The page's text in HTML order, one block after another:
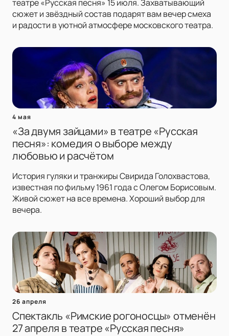
театре «Русская песня» 15 июля. Захватывающий
сюжет и звёздный состав подарят вам вечер смеха
и радости в уютной атмосфере московского театра.
4 мая
«За двумя зайцами» в театре «Русская
песня»: комедия о выборе между
любовью и расчётом
История гуляки и транжиры Свирида Голохвастова,
известная по фильму 1961 года с Олегом Борисовым.
Живой сюжет на все времена. Хороший выбор для
вечера.
26 апреля
Спектакль «Римские рогоносцы» отменён
27 апреля в театре «Русская песня»